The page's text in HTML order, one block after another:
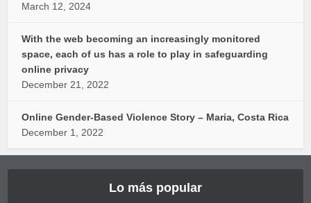
March 12, 2024
With the web becoming an increasingly monitored
space, each of us has a role to play in safeguarding
online privacy
December 21, 2022
Online Gender-Based Violence Story – Maria, Costa Rica
December 1, 2022
Lo más popular